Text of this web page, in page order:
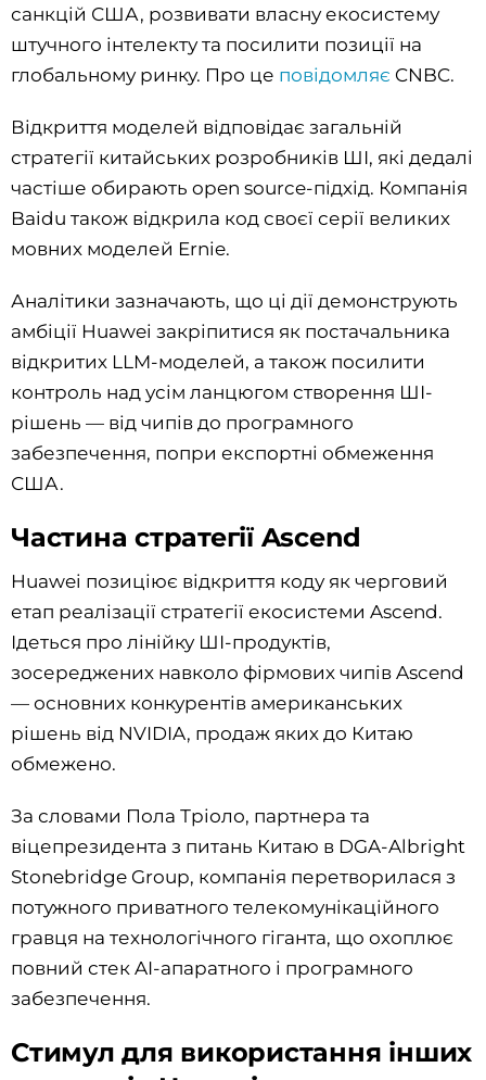
санкцій США, розвивати власну екосистему
штучного інтелекту та посилити позиції на
глобальному ринку. Про це повідомляє CNBC.
Відкриття моделей відповідає загальній
стратегії китайських розробників ШІ, які дедалі
частіше обирають open source-підхід. Компанія
Baidu також відкрила код своєї серії великих
мовних моделей Ernie.
Аналітики зазначають, що ці дії демонструють
амбіції Huawei закріпитися як постачальника
відкритих LLM-моделей, а також посилити
контроль над усім ланцюгом створення ШІ-
рішень — від чипів до програмного
забезпечення, попри експортні обмеження
США.
Частина стратегії Ascend
Huawei позиціює відкриття коду як черговий
етап реалізації стратегії екосистеми Ascend.
Ідеться про лінійку ШІ-продуктів,
зосереджених навколо фірмових чипів Ascend
— основних конкурентів американських
рішень від NVIDIA, продаж яких до Китаю
обмежено.
За словами Пола Тріоло, партнера та
віцепрезидента з питань Китаю в DGA-Albright
Stonebridge Group, компанія перетворилася з
потужного приватного телекомунікаційного
гравця на технологічного гіганта, що охоплює
повний стек AI-апаратного і програмного
забезпечення.
Стимул для використання інших